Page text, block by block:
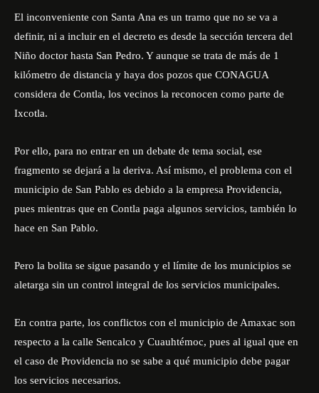
El inconveniente con Santa Ana es un tramo que no se va a
definir, ni a incluir en el decreto es desde la sección tercera del
Niño doctor hasta San Pedro. Y aunque se trata de más de 1
kilómetro de distancia y haya dos pozos que CONAGUA
considera de Contla, los vecinos la reconocen como parte de
Ixcotla.
Por ello, para no entrar en un debate de tema social, ese
fragmento se dejará a la deriva. Así mismo, el problema con el
municipio de San Pablo es debido a la empresa Providencia,
pues mientras que en Contla paga algunos servicios, también lo
hace en San Pablo.
Pero la bolita se sigue pasando y el límite de los municipios se
aletarga sin un control integral de los servicios municipales.
En contra parte, los conflictos con el municipio de Amaxac son
respecto a la calle Sencalco y Cuauhtémoc, pues al igual que en
el caso de Providencia no se sabe a qué municipio debe pagar
los servicios necesarios.